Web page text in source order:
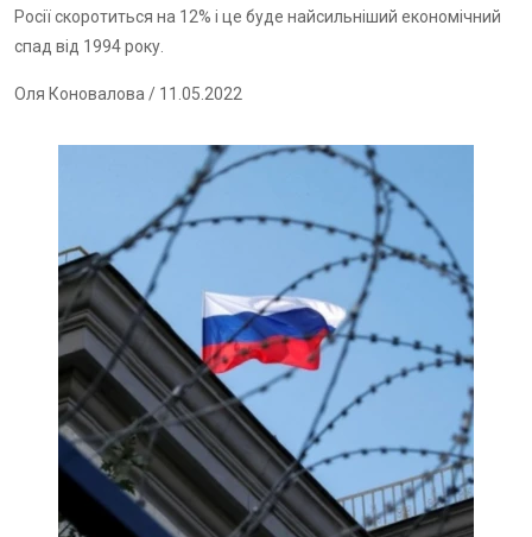
Росії скоротиться на 12% і це буде найсильніший економічний
спад від 1994 року.
Оля Коновалова / 11.05.2022